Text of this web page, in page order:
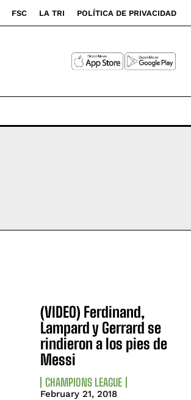
FSC LA TRI POLÍTICA DE PRIVACIDAD
(VIDEO) Ferdinand,
Lampard y Gerrard se
rindieron a los pies de
Messi
CHAMPIONS LEAGUE
February 21, 2018